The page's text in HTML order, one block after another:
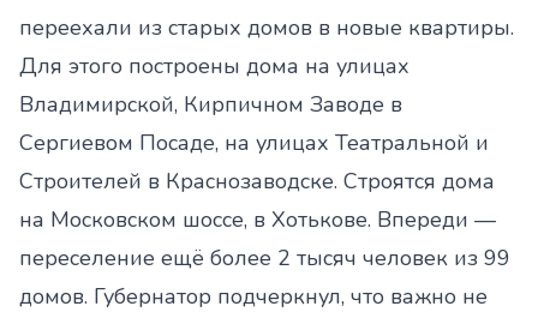
переехали из старых домов в новые квартиры.
Для этого построены дома на улицах
Владимирской, Кирпичном Заводе в
Сергиевом Посаде, на улицах Театральной и
Строителей в Краснозаводске. Строятся дома
на Московском шоссе, в Хотькове. Впереди —
переселение ещё более 2 тысяч человек из 99
домов. Губернатор подчеркнул, что важно не